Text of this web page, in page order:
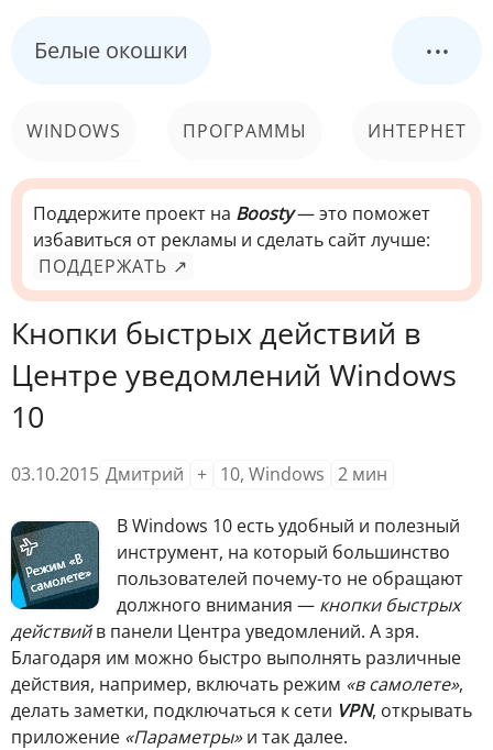
Белые окошки ...
WINDOWS ПРОГРАММЫ ИНТЕРНЕТ
КОМПЬЮТЕР
СИСТЕМА
Поддержите проект на Boosty— это поможет
избавиться от рекламы и сделать сайт лучше:
ПОДДЕРЖАТЬ ↗
Кнопки быстрых действий в
Центре уведомлений Windows
10
03.10.2015 Дмитрий + 10, Windows 2 мин
ВWindows 10 есть удобный и полезный
инструмент, на который большинство
пользователей почему-то не обращают
должного внимания — кнопки быстрых
действийв панели Центра уведомлений. А зря.
Благодаря им можно быстро выполнять различные
действия, например, включать режим «в самолете»,
делать заметки, подключаться к сети VPN, открывать
приложение «Параметры»и так далее.